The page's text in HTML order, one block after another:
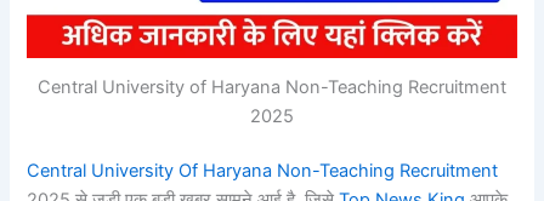
Central University of Haryana Non-Teaching Recruitment
2025
Central University Of Haryana Non-Teaching Recruitment